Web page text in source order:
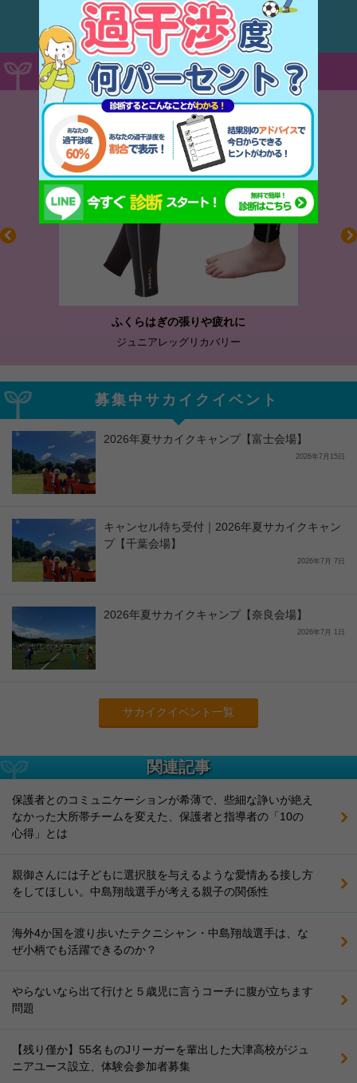
はこちら
いま売れてる！オススメ商品
ふくらはぎの張りや疲れに
ジュニアレッグリカバリー
募集中サカイクイベント
2026年夏サカイクキャンプ【富士会場】
2026年7月15日
キャンセル待ち受付｜2026年夏サカイクキャン
プ【千葉会場】
2026年7月 7日
2026年夏サカイクキャンプ【奈良会場】
2026年7月 1日
サカイクイベント一覧
関連記事
保護者とのコミュニケーションが希薄で、些細な諍いが絶え
なかった大所帯チームを変えた、保護者と指導者の「10の
心得」とは
親御さんには子どもに選択肢を与えるような愛情ある接し方
をしてほしい。中島翔哉選手が考える親子の関係性
海外4か国を渡り歩いたテクニシャン・中島翔哉選手は、な
ぜ小柄でも活躍できるのか？
やらないなら出て行けと５歳児に言うコーチに腹が立ちます
問題
【残り僅か】55名ものJリーガーを輩出した大津高校がジュ
ニアユース設立、体験会参加者募集